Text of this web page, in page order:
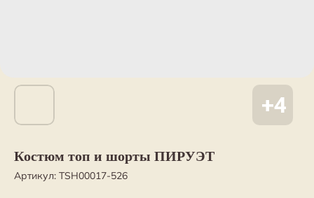
Костюм топ и шорты ПИРУЭТ
Артикул: TSH00017-526